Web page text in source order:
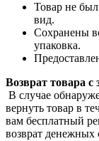
Товар не
вид.
Сохранены
упаковка.
Возврат товара с
В случае
вернуть товар в
вам бесплатный
возврат денежных